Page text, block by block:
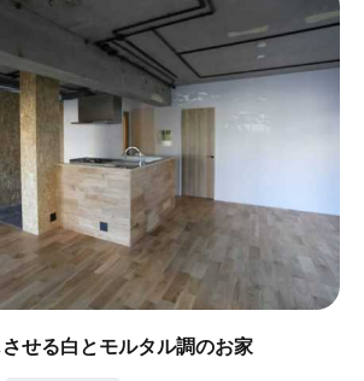
せる白とモルタル調のお家